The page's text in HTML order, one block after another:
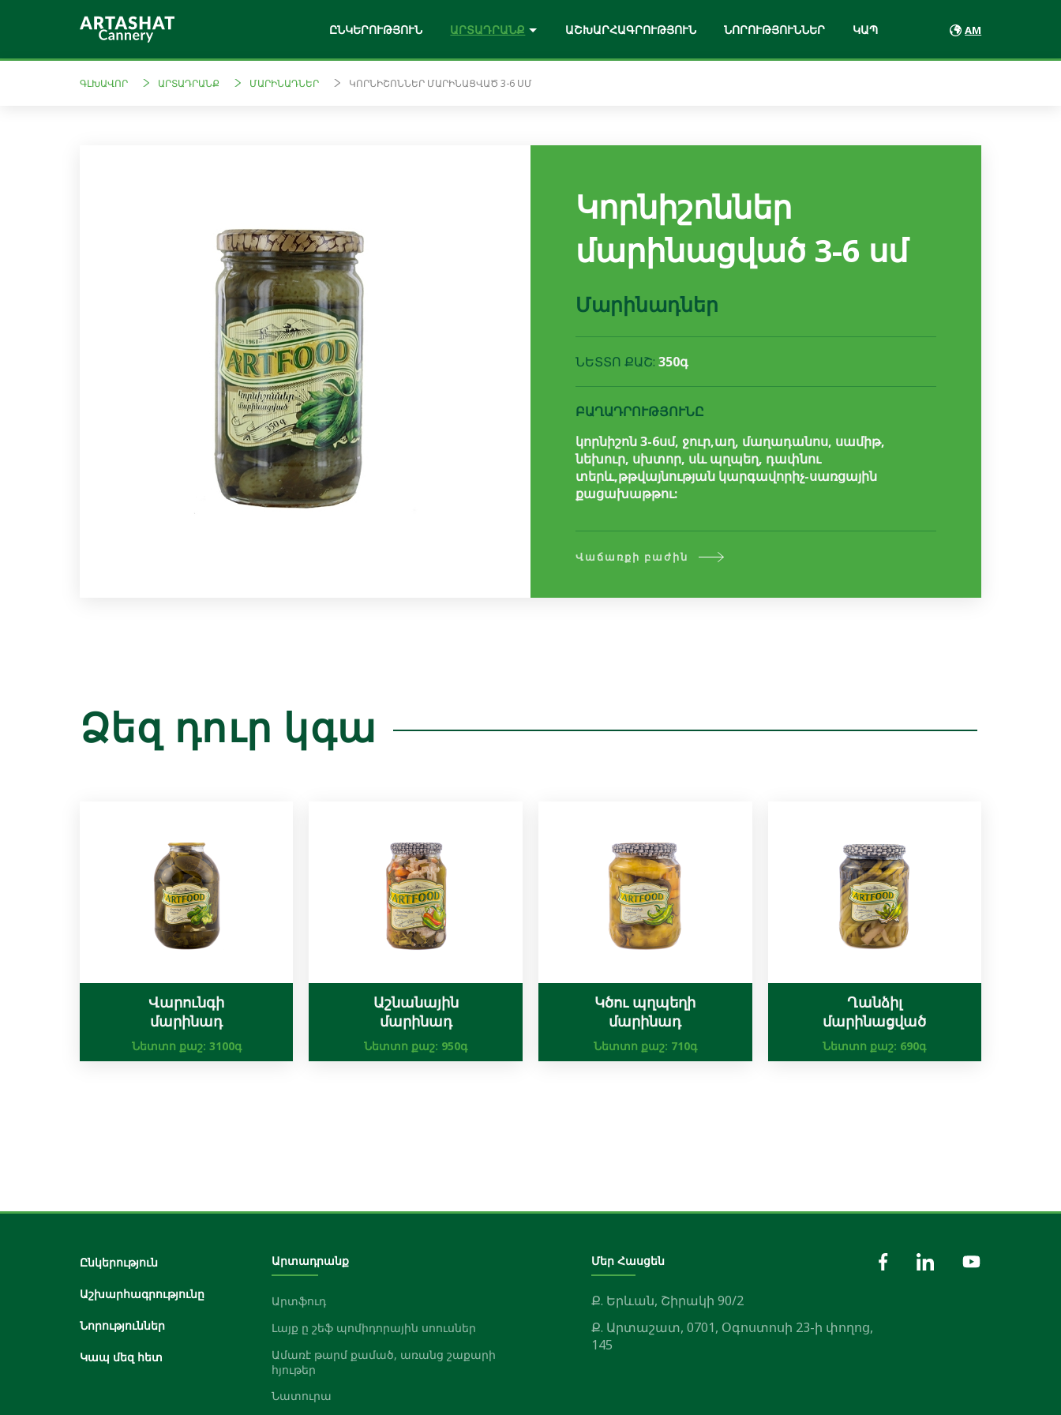
ԸՆԿԵՐՈՒԹՅՈՒՆ ԱՐՏԱԴՐԱՆՔ
Թարմ քամած հյութեր
Վիտամինացված
ըմպելիքներ
ԱՇԽԱՐՀԱԳՐՈՒԹՅՈՒՆ ՆՈՐՈՒԹՅՈՒՆՆԵՐ ԿԱՊ AM
ԳԼԽԱՎՈՐ ԱՐՏԱԴՐԱՆՔ ՄԱՐԻՆԱԴՆԵՐ ԿՈՐՆԻՇՈՆՆԵՐ ՄԱՐԻՆԱՑՎԱԾ 3-6 ՍՄ
Կորնիշոններ
մարինացված 3-6 սմ
Մարինադներ
ՆԵՏՏՈ ՔԱՇ:350գ
ԲԱՂԱԴՐՈՒԹՅՈՒՆԸ
կորնիշոն 3-6սմ, ջուր,աղ, մաղադանոս, սամիթ,
նեխուր, սխտոր, սև պղպեղ, դափնու
տերև,թթվայնության կարգավորիչ-սառցային
քացախաթթու:
Վաճառքի բաժին
Ձեզ դուր կգա
Վարունգի
մարինադ
Նետտո քաշ: 3100գ
Աշնանային
մարինադ
Նետտո քաշ: 950գ
Կծու պղպեղի
մարինադ
Նետտո քաշ: 710գ
Ղանձիլ
մարինացված
Նետտո քաշ: 690գ
Ընկերություն
Աշխարհագրությունը
Նորություններ
Կապ մեզ հետ
Արտադրանք
Արտֆուդ
Լայք ը շեֆ պոմիդորային սոուսներ
Ամառէ թարմ քամած, առանց շաքարի
հյութեր
Նատուրա
Մեր Հասցեն
Ք. Երևան, Շիրակի 90/2
Ք. Արտաշատ, 0701, Օգոստոսի 23-ի փողոց,
145